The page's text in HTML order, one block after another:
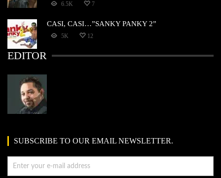
6.5K 7
CASI, CASI…”SANKY PANKY 2”
5K 12
EDITOR
SUBSCRIBE TO OUR EMAIL NEWSLETTER.